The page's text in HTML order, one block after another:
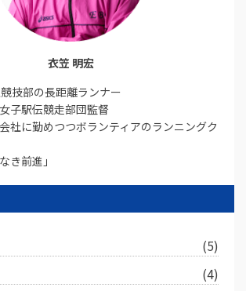
衣笠 明宏
技部の長距離ランナー
子駅伝競走部団監督
社に勤めつつボランティアのランニングク
き前進」
(5)
(4)